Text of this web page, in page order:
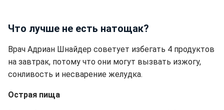
Что лучше не есть натощак?
Врач Адриан Шнайдер советует избегать 4 продуктов
на завтрак, потому что они могут вызвать изжогу,
сонливость и несварение желудка.
Острая пища